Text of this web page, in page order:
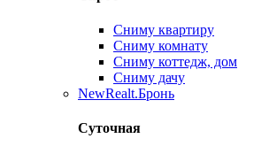
Сниму квартиру
Сниму комнату
Сниму коттедж, дом
Сниму дачу
NewRealt.Бронь
Суточная